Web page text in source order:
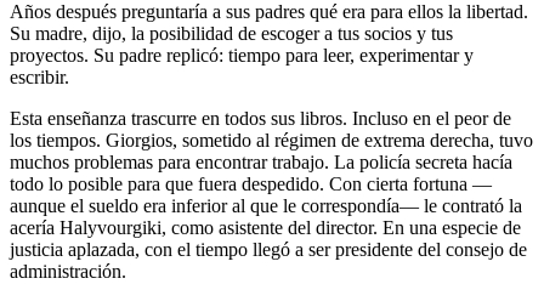
Años después preguntaría a sus padres qué era para ellos la libertad.
Su madre, dijo, la posibilidad de escoger a tus socios y tus
proyectos. Su padre replicó: tiempo para leer, experimentar y
escribir.
Esta enseñanza trascurre en todos sus libros. Incluso en el peor de
los tiempos. Giorgios, sometido al régimen de extrema derecha, tuvo
muchos problemas para encontrar trabajo. La policía secreta hacía
todo lo posible para que fuera despedido. Con cierta fortuna —
aunque el sueldo era inferior al que le correspondía— le contrató la
acería Halyvourgiki, como asistente del director. En una especie de
justicia aplazada, con el tiempo llegó a ser presidente del consejo de
administración.